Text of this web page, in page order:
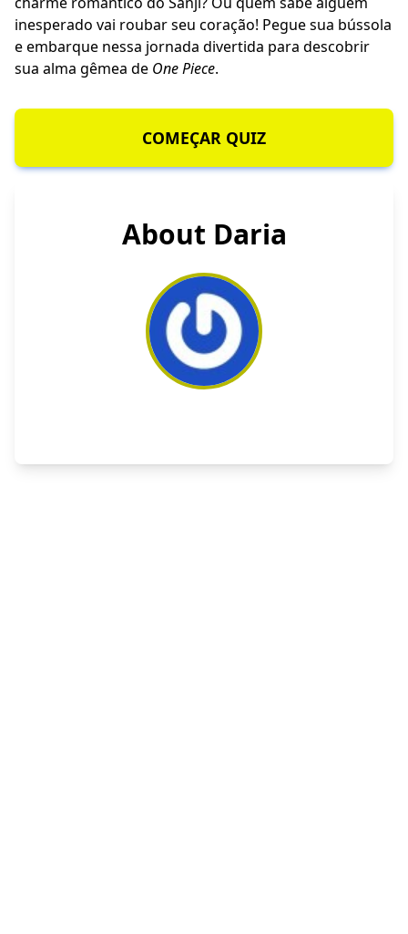
inesperado vai roubar seu coração! Pegue sua bússola
e embarque nessa jornada divertida para descobrir
sua alma gêmea de One Piece.
COMEÇAR QUIZ
About Daria